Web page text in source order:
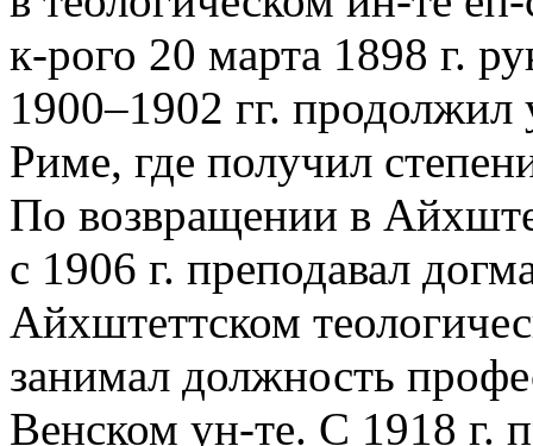
к-рого 20 марта 1898 г.
1900–1902 гг.
Риме, где получил
По возвращении в
с 1906 г. преподавал
Айхштеттском
занимал должность
Венском ун-те. С 1918 г.